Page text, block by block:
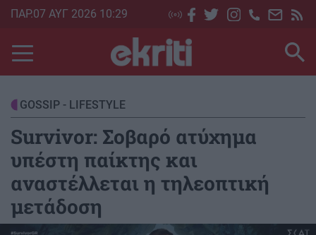
Skip
main
content
ΠΑΡ.07 ΑΥΓ 2026 10:29
GOSSIP - LIFESTYLE
Survivor: Σοβαρό ατύχημα
υπέστη παίκτης και
αναστέλλεται η τηλεοπτική
μετάδοση